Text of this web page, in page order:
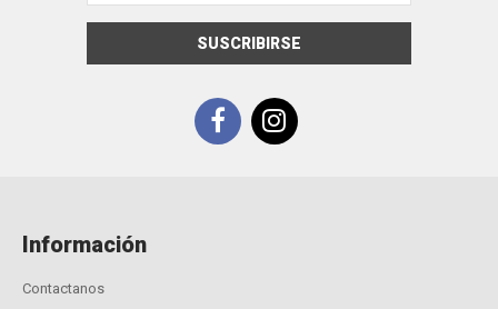
SUSCRIBIRSE
Información
Contactanos